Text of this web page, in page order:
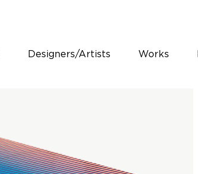
Designers/Artists Works